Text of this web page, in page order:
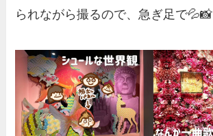
られながら撮るので、急ぎ足で💦📸